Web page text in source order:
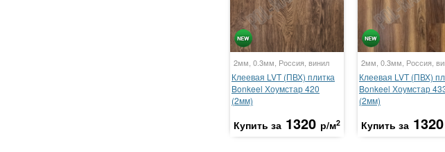
2мм, 0.3мм, Россия, винил
Клеевая LVT (ПВХ) плитка
Bonkeel Хоумстар 420
(2мм)
Купить за 1320 р/м2
2мм, 0.3мм, Россия,
Клеевая LVT (ПВХ)
Bonkeel Хоумстар
(2мм)
Купить за 1320